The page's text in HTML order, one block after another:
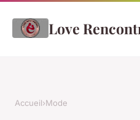
Love
Accueil›Mode